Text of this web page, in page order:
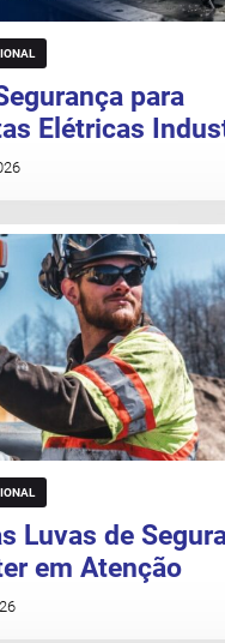
para
Elétricas
Luvas de
em Atenção